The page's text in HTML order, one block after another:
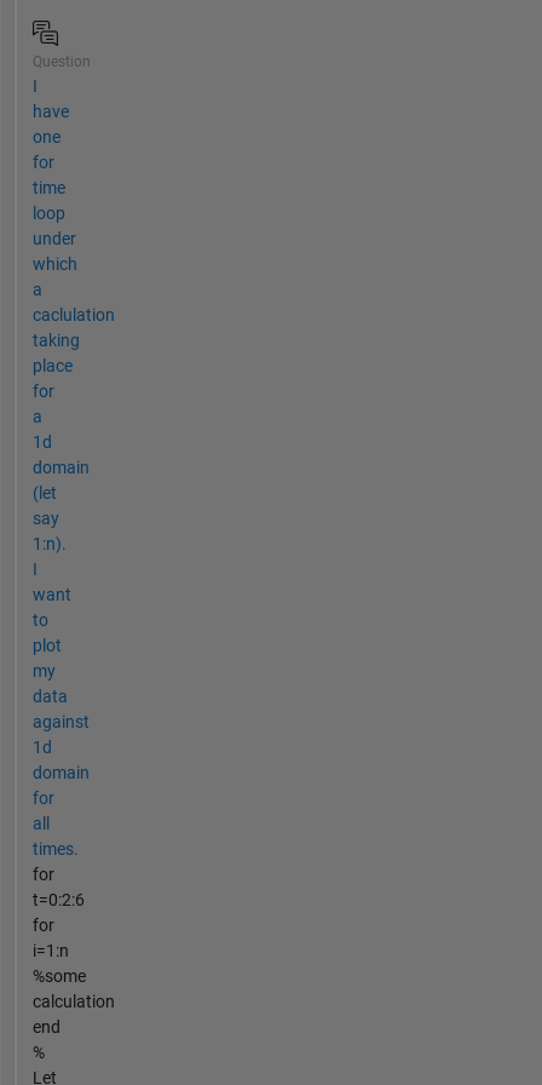
Question
I
have
one
for
time
loop
under
which
a
caclulation
taking
place
for
a
1d
domain
(let
say
1:n).
I
want
to
plot
my
data
against
1d
domain
for
all
times.
for
t=0:2:6
for
i=1:n
%some
calculation
end
%
Let